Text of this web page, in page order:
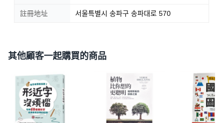
註冊地址 서울특별시 송파구 송파대로 570
其他顧客一起購買的商品